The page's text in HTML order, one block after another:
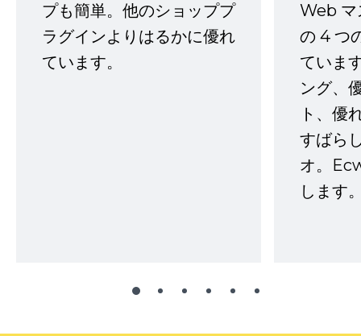
プも簡単。他のショッププ
ラグインよりはるかに優れ
ています。
Web マ
の 4 つ
ていま
ング、
ト、優
すばら
オ。
します